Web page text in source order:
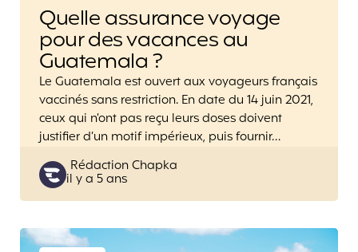
Quelle assurance voyage
pour des vacances au
Guatemala ?
Le Guatemala est ouvert aux voyageurs français
vaccinés sans restriction. En date du 14 juin 2021,
ceux qui n’ont pas reçu leurs doses doivent
justifier d’un motif impérieux, puis fournir…
Posted
by
Rédaction Chapka
il y a 5 ans